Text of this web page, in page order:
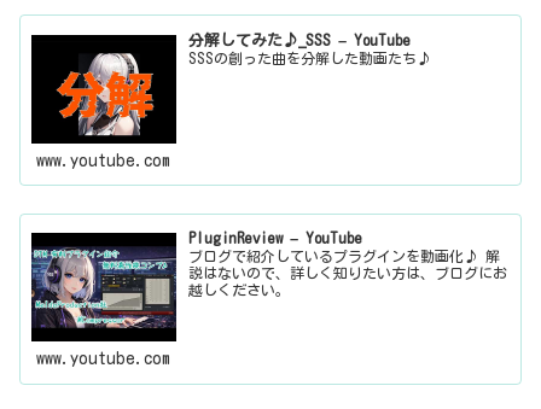
分解してみた♪_SSS – YouTube
SSSの創った曲を分解した動画たち♪
www.youtube.com
PluginReview – YouTube
ブログで紹介しているプラグインを動画化♪ 解
説はないので、詳しく知りたい方は、ブログにお
越しください。
www.youtube.com